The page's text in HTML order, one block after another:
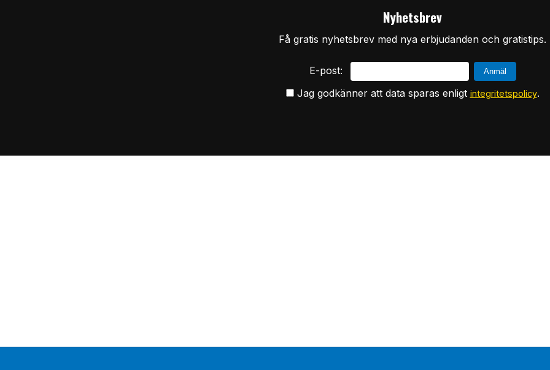
Nyhetsbrev
Få gratis nyhetsbrev med nya erbjudanden och gratistips.
E-post:
Jag godkänner att data sparas enligt integritetspolicy.